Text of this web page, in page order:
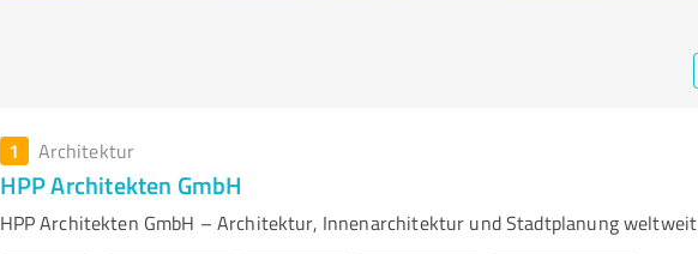
1 Architektur
HPP Architekten GmbH
HPP Architekten GmbH – Architektur, Innenarchitektur und Stadtplanung weltweit